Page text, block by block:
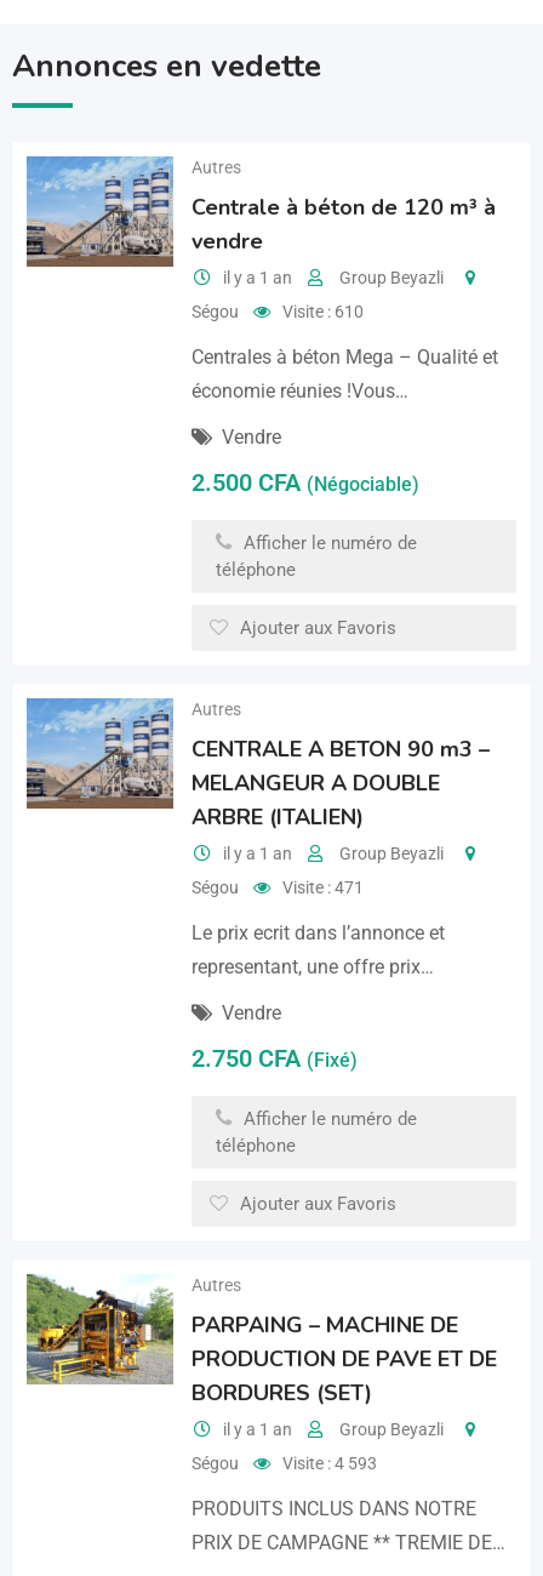
Annonces en vedette
Autres
Centrale à béton de 120 m³ à
vendre
il y a 1 an
Group Beyazli
Ségou
Visite : 610
Centrales à béton Mega – Qualité et
économie réunies !Vous…
Vendre
2.500 CFA (Négociable)
Afficher le numéro de
téléphone
Ajouter aux Favoris
Autres
CENTRALE A BETON 90 m3 –
MELANGEUR A DOUBLE
ARBRE (ITALIEN)
il y a 1 an
Group Beyazli
Ségou
Visite : 471
Le prix ecrit dans l’annonce et
representant, une offre prix…
Vendre
2.750 CFA (Fixé)
Afficher le numéro de
téléphone
Ajouter aux Favoris
Autres
PARPAING – MACHINE DE
PRODUCTION DE PAVE ET DE
BORDURES (SET)
il y a 1 an
Group Beyazli
Ségou
Visite : 4 593
PRODUITS INCLUS DANS NOTRE
PRIX DE CAMPAGNE ** TREMIE DE…